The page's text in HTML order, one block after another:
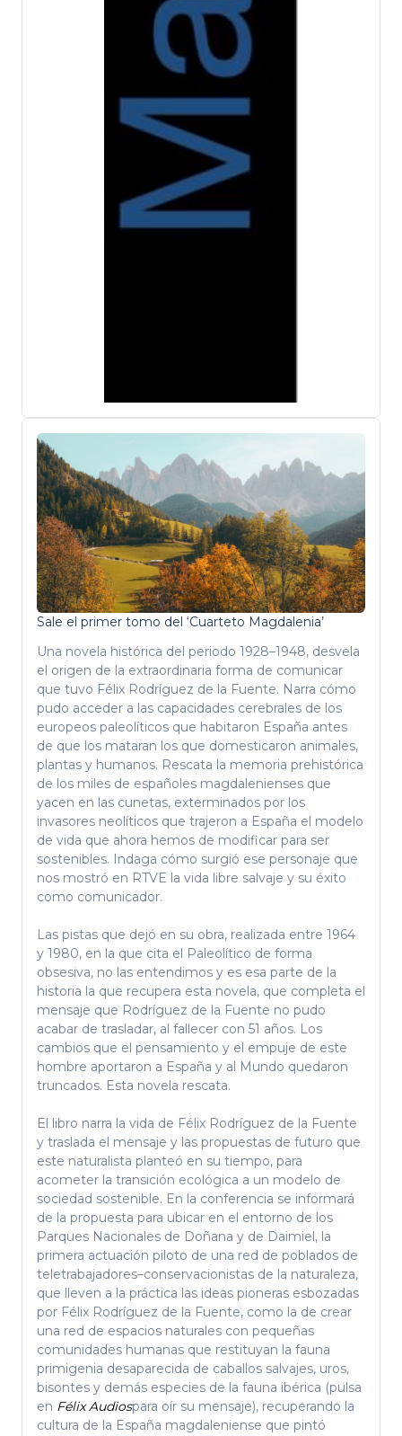
Sale el primer tomo del ‘Cuarteto Magdalenia’
Una novela histórica del periodo 1928–1948, desvela
el origen de la extraordinaria forma de comunicar
que tuvo Félix Rodríguez de la Fuente. Narra cómo
pudo acceder a las capacidades cerebrales de los
europeos paleolíticos que habitaron España antes
de que los mataran los que domesticaron animales,
plantas y humanos. Rescata la memoria prehistórica
de los miles de españoles magdalenienses que
yacen en las cunetas, exterminados por los
invasores neolíticos que trajeron a España el modelo
de vida que ahora hemos de modificar para ser
sostenibles. Indaga cómo surgió ese personaje que
nos mostró en RTVE la vida libre salvaje y su éxito
como comunicador.
Las pistas que dejó en su obra, realizada entre 1964
y 1980, en la que cita el Paleolítico de forma
obsesiva, no las entendimos y es esa parte de la
historia la que recupera esta novela, que completa el
mensaje que Rodríguez de la Fuente no pudo
acabar de trasladar, al fallecer con 51 años. Los
cambios que el pensamiento y el empuje de este
hombre aportaron a España y al Mundo quedaron
truncados. Esta novela rescata.
El libro narra la vida de Félix Rodríguez de la Fuente
y traslada el mensaje y las propuestas de futuro que
este naturalista planteó en su tiempo, para
acometer la transición ecológica a un modelo de
sociedad sostenible. En la conferencia se informará
de la propuesta para ubicar en el entorno de los
Parques Nacionales de Doñana y de Daimiel, la
primera actuación piloto de una red de poblados de
teletrabajadores–conservacionistas de la naturaleza,
que lleven a la práctica las ideas pioneras esbozadas
por Félix Rodríguez de la Fuente, como la de crear
una red de espacios naturales con pequeñas
comunidades humanas que restituyan la fauna
primigenia desaparecida de caballos salvajes, uros,
bisontes y demás especies de la fauna ibérica (pulsa
en Félix Audiospara oír su mensaje), recuperando la
cultura de la España magdaleniense que pintó